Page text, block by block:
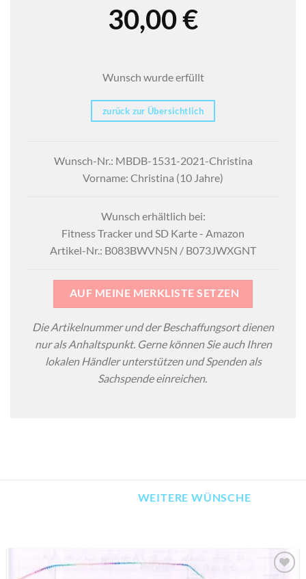
30,00€
Wunsch wurde erfüllt
zurück zur Übersichtlich
Wunsch-Nr.: MBDB-1531-2021-Christina
Vorname: Christina (10 Jahre)
Wunsch erhältlich bei:
Fitness Tracker und SD Karte - Amazon
Artikel-Nr.: B083BWVN5N / B073JWXGNT
AUF MEINE MERKLISTE SETZEN
Die Artikelnummer und der Beschaffungsort dienen
nur als Anhaltspunkt. Gerne können Sie auch Ihren
lokalen Händler unterstützen und Spenden als
Sachspende einreichen.
WEITERE WÜNSCHE